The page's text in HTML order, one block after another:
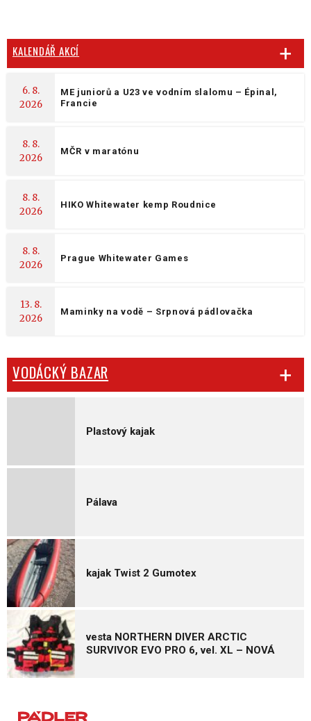
KALENDÁŘ AKCÍ
6. 8.
2026
ME juniorů a U23 ve vodním slalomu – Épinal,
Francie
8. 8.
2026
MČR v maratónu
8. 8.
2026
HIKO Whitewater kemp Roudnice
8. 8.
2026
Prague Whitewater Games
13. 8.
2026
Maminky na vodě – Srpnová pádlovačka
VODÁCKÝ BAZAR
Plastový kajak
Pálava
kajak Twist 2 Gumotex
vesta NORTHERN DIVER ARCTIC
SURVIVOR EVO PRO 6, vel. XL – NOVÁ